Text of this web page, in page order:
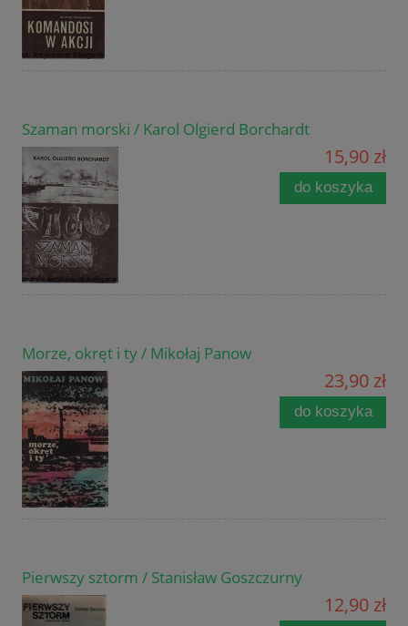
Szaman morski / Karol Olgierd Borchardt
15,90 zł
do koszyka
Morze, okręt i ty / Mikołaj Panow
23,90 zł
do koszyka
Pierwszy sztorm / Stanisław Goszczurny
12,90 zł